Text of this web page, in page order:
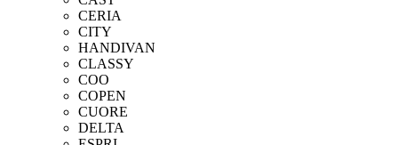
CERIA
CITY
HANDIVAN
CLASSY
COO
COPEN
CUORE
DELTA